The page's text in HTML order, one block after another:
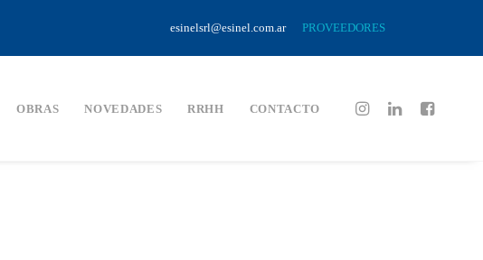
esinelsrl@esinel.com.ar PROVEEDORES
OBRAS NOVEDADES RRHH CONTACTO